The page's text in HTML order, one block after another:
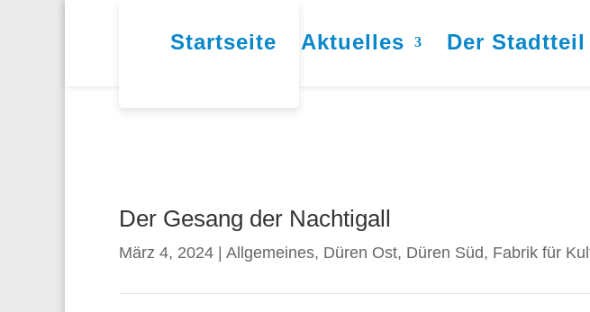
Startseite Aktuelles Der Stadtteil
Der Gesang der Nachtigall
März 4, 2024 Allgemeines, Düren Ost, Düren Süd, Fabrik für